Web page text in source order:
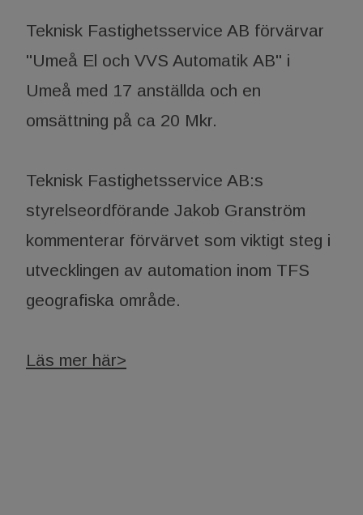
Teknisk Fastighetsservice AB förvärvar
"Umeå El och VVS Automatik AB" i
Umeå med 17 anställda och en
omsättning på ca 20 Mkr.
Teknisk Fastighetsservice AB:s
styrelseordförande Jakob Granström
kommenterar förvärvet som viktigt steg i
utvecklingen av automation inom TFS
geografiska område.
Läs mer här>